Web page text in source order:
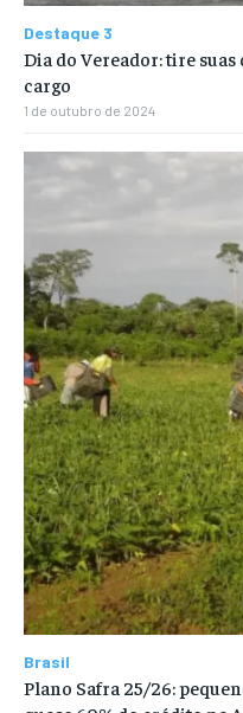
Destaque 3
Dia do Vereador: tire suas
cargo
1 de outubro de 2024
Brasil
Plano Safra 25/26: